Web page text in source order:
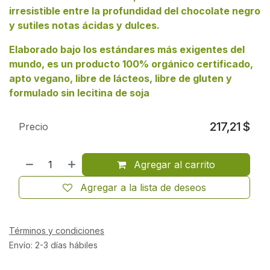
irresistible entre la profundidad del chocolate negro
y sutiles notas ácidas y dulces.
Elaborado bajo los estándares más exigentes del
mundo, es un producto 100% orgánico certificado,
apto vegano, libre de lácteos, libre de gluten y
formulado sin lecitina de soja
Agregar al carrito
Agregar a la lista de deseos
Precio 217,21$
Términos y condiciones
Envío: 2-3 días hábiles